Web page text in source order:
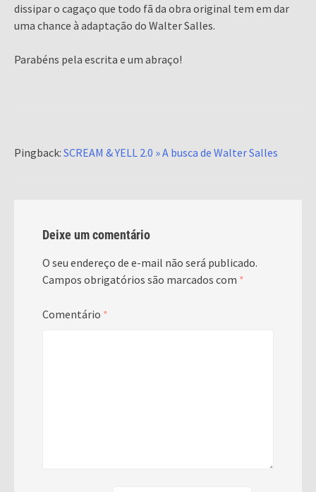
dissipar o cagaço que todo fã da obra original tem em dar
uma chance à adaptação do Walter Salles.
Parabéns pela escrita e um abraço!
Pingback: SCREAM & YELL 2.0 » A busca de Walter Salles
Deixe um comentário
O seu endereço de e-mail não será publicado.
Campos obrigatórios são marcados com *
Comentário *